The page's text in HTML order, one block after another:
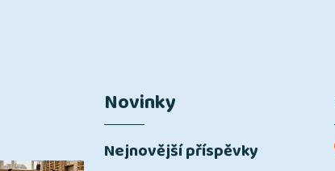
Novinky
Nejnovější příspěvky